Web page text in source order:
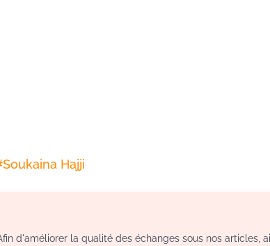
Soukaina Hajji
d'améliorer la qualité des échanges sous nos articles,